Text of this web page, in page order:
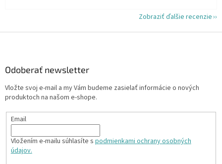
Zobraziť ďalšie recenzie
Odoberať newsletter
Vložte svoj e-mail a my Vám budeme zasielať informácie o nových
produktoch na našom e-shope.
Email
Vložením e-mailu súhlasíte s podmienkami ochrany osobných
údajov.